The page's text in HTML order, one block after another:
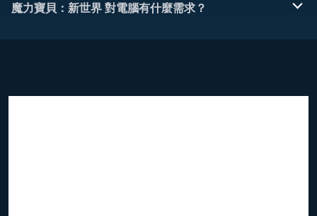
魔力寶貝：新世界 對電腦有什麼需求？